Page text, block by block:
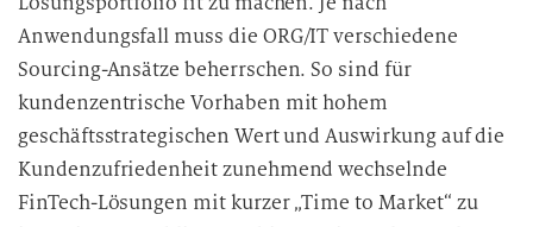
Anwendungsfall muss die ORG/IT verschiedene
Sourcing-Ansätze beherrschen. So sind für
kundenzentrische Vorhaben mit hohem
geschäftsstrategischen Wert und Auswirkung auf die
Kundenzufriedenheit zunehmend wechselnde
FinTech-Lösungen mit kurzer „Time to Market“ zu